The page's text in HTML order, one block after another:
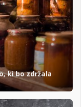
ki bo zdržala